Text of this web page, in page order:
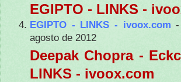
EGIPTO - LINKS -
EGIPTO - LINKS - ivoox.com
agosto de 2012
Deepak Chopra -
LINKS - ivoox.com